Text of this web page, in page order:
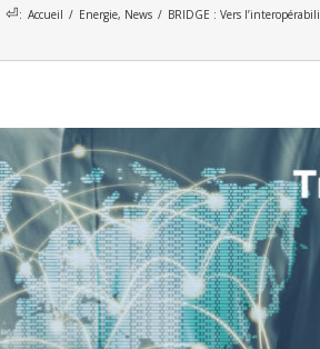
⏎: Accueil / Energie, News / BRIDGE : Vers